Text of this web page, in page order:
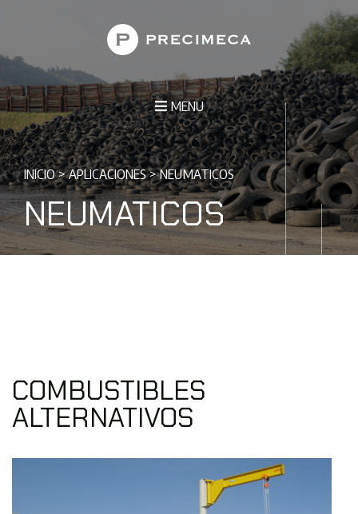
MENU
INICIO>APLICACIONES>NEUMATICOS
NEUMATICOS
COMBUSTIBLES
ALTERNATIVOS